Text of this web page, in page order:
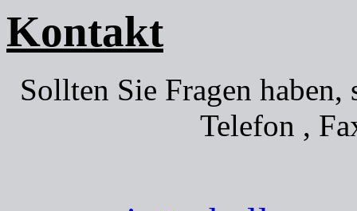
Kontakt
Sollten Sie Fragen
Telefon ,